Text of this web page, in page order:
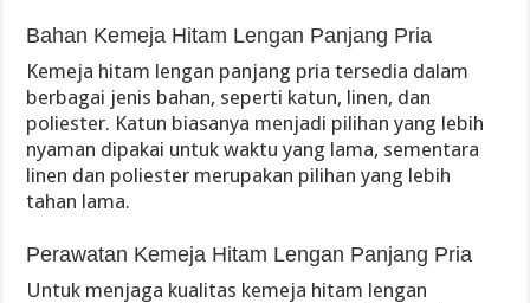
Bahan Kemeja Hitam Lengan Panjang Pria
Kemeja hitam lengan panjang pria tersedia dalam
berbagai jenis bahan, seperti katun, linen, dan
poliester. Katun biasanya menjadi pilihan yang lebih
nyaman dipakai untuk waktu yang lama, sementara
linen dan poliester merupakan pilihan yang lebih
tahan lama.
Perawatan Kemeja Hitam Lengan Panjang Pria
Untuk menjaga kualitas kemeja hitam lengan